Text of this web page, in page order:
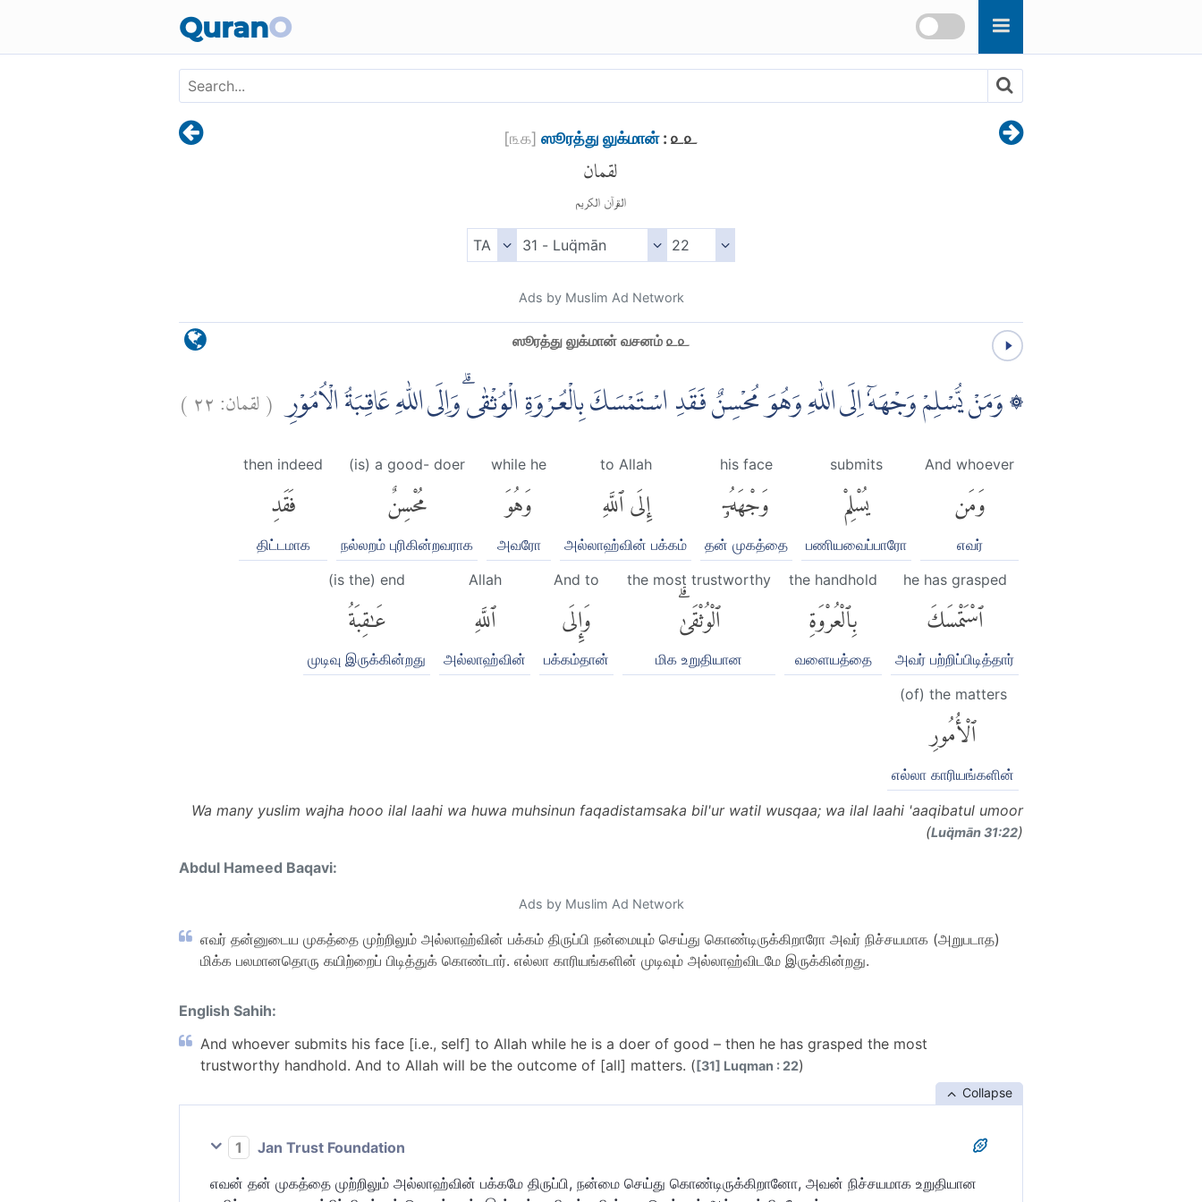
QuranO
[௩௧] ஸூரத்து லுக்மான்: ௨௨
لقمان
القرآن الكريم
Ads by Muslim Ad Network
ஸூரத்து லுக்மான் வசனம் ௨௨
۞ وَمَنْ يُّسْلِمْ وَجْهَهٗٓ اِلَى اللّٰهِ وَهُوَ مُحْسِنٌ فَقَدِ اسْتَمْسَكَ بِالْعُرْوَةِ الْوُثْقٰىۗ وَاِلَى اللّٰهِ عَاقِبَةُ الْاُمُوْرِ (لقمان:٢٢)
And whoever
وَمَن
எவர்
submits
يُسْلِمْ
பணியவைப்பாரோ
his face
وَجْهَهُۥٓ
தன் முகத்தை
to Allah
إِلَى ٱللَّهِ
அல்லாஹ்வின் பக்கம்
while he
وَهُوَ
அவரோ
(is) a good- doer
مُحْسِنٌ
நல்லறம் புரிகின்றவராக
then indeed
فَقَدِ
திட்டமாக
he has grasped
ٱسْتَمْسَكَ
அவர் பற்றிப்பிடித்தார்
the handhold
بِٱلْعُرْوَةِ
வளையத்தை
the most trustworthy
ٱلْوُثْقَىٰۗ
மிக உறுதியான
And to
وَإِلَى
பக்கம்தான்
Allah
ٱللَّهِ
அல்லாஹ்வின்
(is the) end
عَٰقِبَةُ
முடிவு இருக்கின்றது
(of) the matters
ٱلْأُمُورِ
எல்லா காரியங்களின்
Wa many yuslim wajha hooo ilal laahi wa huwa muhsinun faqadistamsaka bil'ur watil wusqaa; wa ilal laahi 'aaqibatul umoor
(Luq̈mān 31:22)
Abdul Hameed Baqavi:
Ads by Muslim Ad Network
எவர் தன்னுடைய முகத்தை முற்றிலும் அல்லாஹ்வின் பக்கம் திருப்பி நன்மையும் செய்து கொண்டிருக்கிறாரோ அவர் நிச்சயமாக (அறுபடாத)
மிக்க பலமானதொரு கயிற்றைப் பிடித்துக் கொண்டார். எல்லா காரியங்களின் முடிவும் அல்லாஹ்விடமே இருக்கின்றது.
English Sahih:
And whoever submits his face [i.e., self] to Allah while he is a doer of good – then he has grasped the most
trustworthy handhold. And to Allah will be the outcome of [all] matters. ([31] Luqman : 22)
Collapse
1
Jan Trust Foundation
எவன் தன் முகத்தை முற்றிலும் அல்லாஹ்வின் பக்கமே திருப்பி, நன்மை செய்து கொண்டிருக்கிறானோ, அவன் நிச்சயமாக உறுதியான